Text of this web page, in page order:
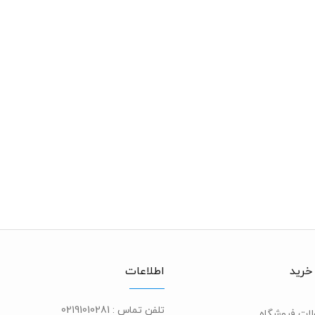
خرید اطلاعات
تلفن تماس : 02191010281